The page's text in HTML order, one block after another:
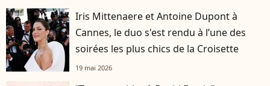
Iris Mittenaere et Antoine Dupont à
Cannes, le duo s'est rendu à l’une des
soirées les plus chics de la Croisette
19 mai 2026